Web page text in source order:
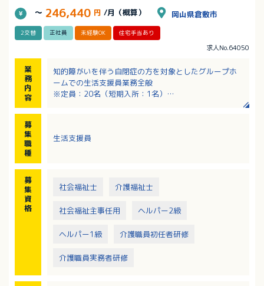
～ 246,440 円 /月（概算） 岡山県倉敷市
2交替 正社員 未経験OK 住宅手当あり
求人No.64050
業
務
内
容
知的障がいを伴う自閉症の方を対象としたグループホ
ームでの生活支援員業務全般
※定員：20名（短期入所：1名）
募
集
職
種
生活支援員
募
集
資
格
社会福祉士 介護福祉士
社会福祉主事任用 ヘルパー2級
ヘルパー1級 介護職員初任者研修
介護職員実務者研修